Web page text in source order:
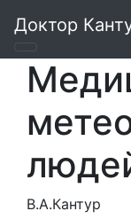
Доктор
В.А.Кантур